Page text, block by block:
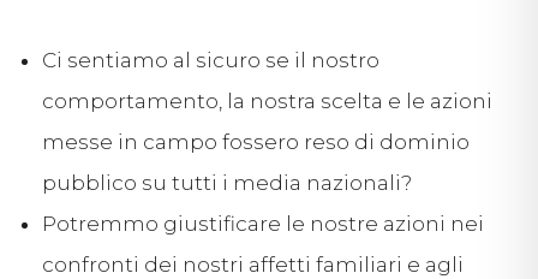
Ci sentiamo al sicuro se il nostro
comportamento, la nostra scelta e le azioni
messe in campo fossero reso di dominio
pubblico su tutti i media nazionali?
Potremmo giustificare le nostre azioni nei
confronti dei nostri affetti familiari e agli